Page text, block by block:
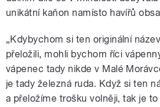
unikátní kaňon namísto havířů
„Kdybychom si ten originální
přeložili, mohli bychom říci
vápenec tady nikde v Malé
je tady železná ruda. Když si ten
a přeložíme trošku volněji, tak je